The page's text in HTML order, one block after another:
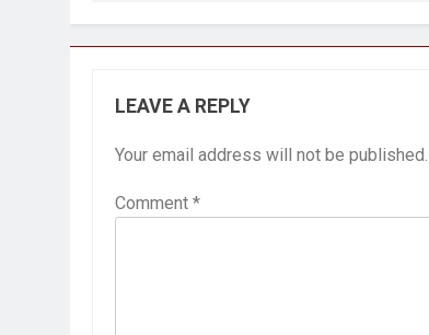
LEAVE A REPLY
Your email address will not be published.
Comment *